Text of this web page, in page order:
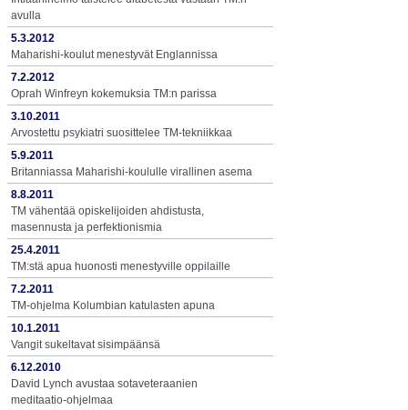
avulla
5.3.2012
Maharishi-koulut menestyvät Englannissa
7.2.2012
Oprah Winfreyn kokemuksia TM:n parissa
3.10.2011
Arvostettu psykiatri suosittelee TM-tekniikkaa
5.9.2011
Britanniassa Maharishi-koululle virallinen asema
8.8.2011
TM vähentää opiskelijoiden ahdistusta,
masennusta ja perfektionismia
25.4.2011
TM:stä apua huonosti menestyville oppilaille
7.2.2011
TM-ohjelma Kolumbian katulasten apuna
10.1.2011
Vangit sukeltavat sisimpäänsä
6.12.2010
David Lynch avustaa sotaveteraanien
meditaatio-ohjelmaa